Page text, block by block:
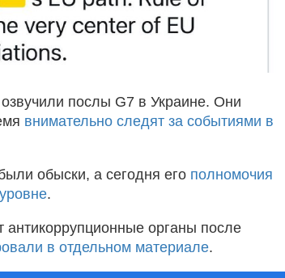
послы G7 в Украине. Они
внимательно следят за событиями в
обыски, а сегодня его полномочия
.
антикоррупционные органы после
в отдельном материале.